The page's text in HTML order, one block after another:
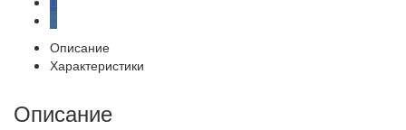
Описание
Характеристики
Описание